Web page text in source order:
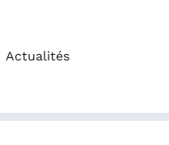
Actualités